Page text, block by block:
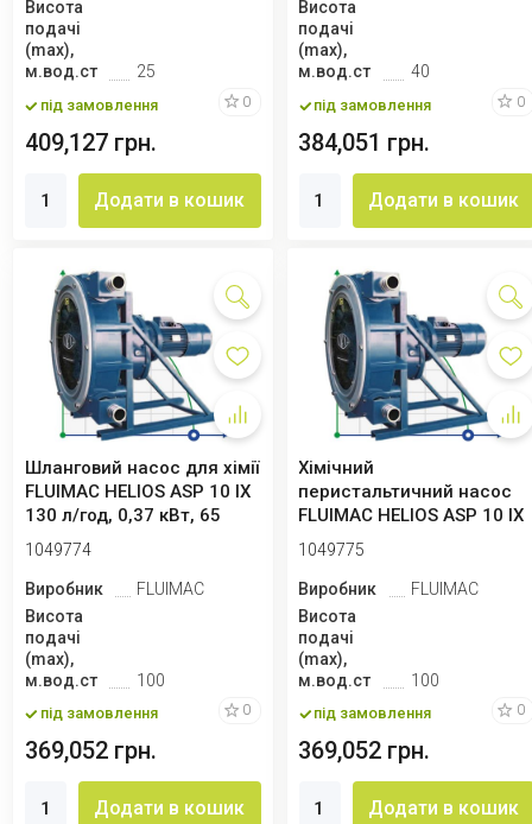
Висота
подачі
(max),
м.вод.ст
25
під замовлення 0
409,127 грн.
Додати в кошик
Висота
подачі
(max),
м.вод.ст
40
під замовлення 0
384,051 грн.
Додати в кошик
Шланговий насос для хімії
FLUIMAC HELIOS ASP 10 IX
130 л/год, 0,37 кВт, 65
об...
1049774
Виробник
FLUIMAC
Висота
подачі
(max),
м.вод.ст
100
під замовлення 0
369,052 грн.
Додати в кошик
Хімічний
перистальтичний насос
FLUIMAC HELIOS ASP 10 IX
200 л/год, 0,37 кВт, ...
1049775
Виробник
FLUIMAC
Висота
подачі
(max),
м.вод.ст
100
під замовлення 0
369,052 грн.
Додати в кошик